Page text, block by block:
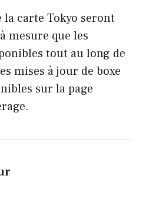
la carte Tokyo seront
mesure que les
tout au long de
mises à jour de boxe
sur la page